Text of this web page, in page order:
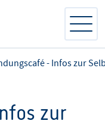
- Infos zur
zur